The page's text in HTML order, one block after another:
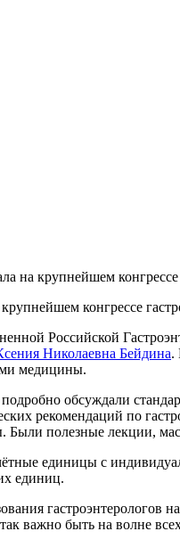
на крупнейшем конгрессе
конгрессе
Российской
Николаевна Бейдина.
медицины.
обсуждали
рекомендаций по
полезные лекции,
единицы с
единиц.
гастроэнтерологов
важно быть на волне